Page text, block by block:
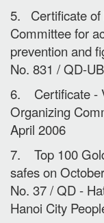
5. Certificate of
Committee for
prevention and
No. 831 / QD-
6. Certificate -
Organizing
April 2006
7. Top 100
safes on
No. 37 / QD -
Hanoi City